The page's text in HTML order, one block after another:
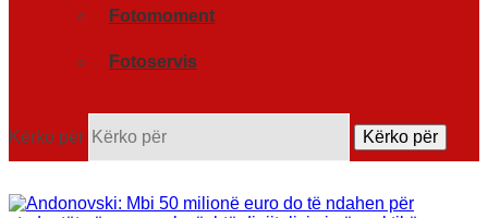
Fotomoment
Fotoservis
Kërko për Kërko për